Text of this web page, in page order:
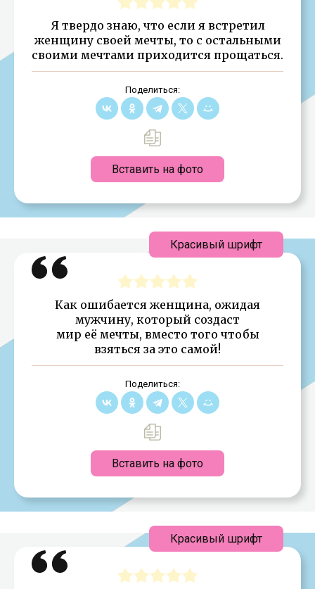
Я твердо знаю, что если я встретил
женщину своей мечты, то с остальными
своими мечтами приходится прощаться.
Поделиться:
Вставить на фото
Как ошибается женщина, ожидая
мужчину, который создаст
мир её мечты, вместо того чтобы
взяться за это самой!
Поделиться:
Вставить на фото
Красивый шрифт
Красивый шрифт